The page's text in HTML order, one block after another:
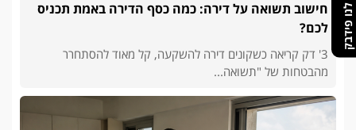
תנו לנו פידבק
חישוב תשואה על דירה: כמה כסף הדירה באמת תכניס
לכם?
3' דק קריאה כשקונים דירה להשקעה, קל מאוד להסתחרר
מהבטחות של "תשואה...